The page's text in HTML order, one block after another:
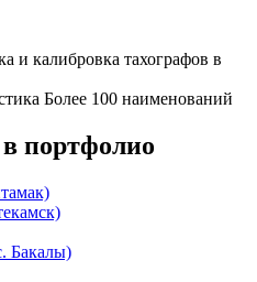
и калибровка тахографов в
Более 100 наименований
портфолио
Бакалы)